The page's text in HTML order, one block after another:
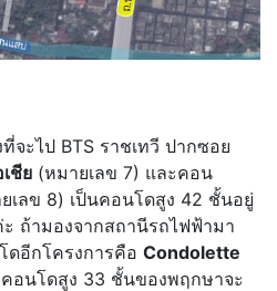
ะไป BTS ราชเทวี ปากซอย
ชีย (หมายเลข 7) และคอน
เลข 8) เป็นคอนโดสูง 42 ชั้นอยู่
ถ้ามองจากสถานีรถไฟฟ้ามา
ดอีกโครงการคือ Condolette
อนโดสูง 33 ชั้นของพฤกษาจะ